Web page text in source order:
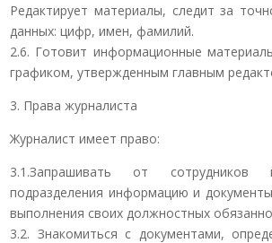
Редактирует материалы, следит за
данных: цифр, имен, фамилий.
2.6. Готовит информационные
графиком, утвержденным главным
3. Права журналиста
Журналист имеет право:
3.1.Запрашивать от сотрудников
подразделения информацию и
выполнения своих должностных
3.2. Знакомиться с документами,